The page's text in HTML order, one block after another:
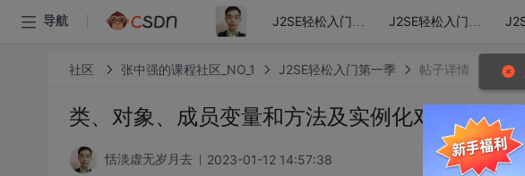
导航 J2SE轻松入门第一季 J2SE轻松入门第二季
社区 张中强的课程社区_NO_1 J2SE轻松入门第一季 帖子详情
类、对象、成员变量和方法及实例化对象
恬淡虚无岁月去 2023-01-12 14:57:38